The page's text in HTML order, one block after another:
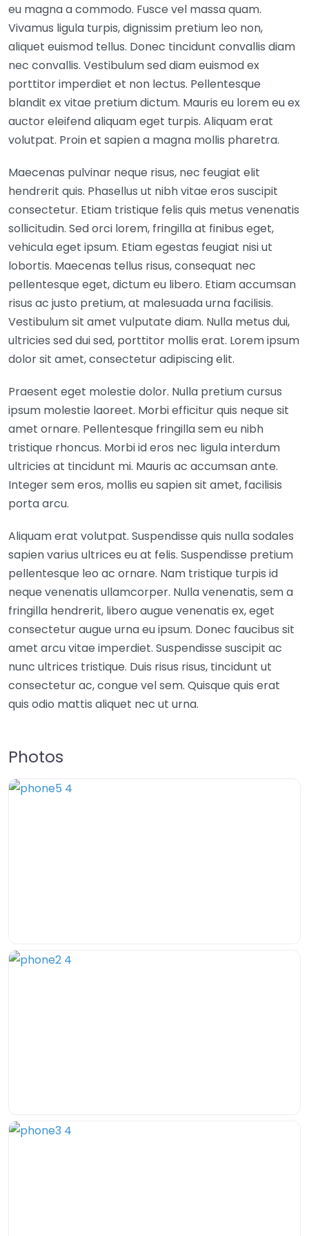
eu magna a commodo. Fusce vel massa quam.
Vivamus ligula turpis, dignissim pretium leo non,
aliquet euismod tellus. Donec tincidunt convallis diam
nec convallis. Vestibulum sed diam euismod ex
porttitor imperdiet et non lectus. Pellentesque
blandit ex vitae pretium dictum. Mauris eu lorem eu ex
auctor eleifend aliquam eget turpis. Aliquam erat
volutpat. Proin et sapien a magna mollis pharetra.
Maecenas pulvinar neque risus, nec feugiat elit
hendrerit quis. Phasellus ut nibh vitae eros suscipit
consectetur. Etiam tristique felis quis metus venenatis
sollicitudin. Sed orci lorem, fringilla at finibus eget,
vehicula eget ipsum. Etiam egestas feugiat nisi ut
lobortis. Maecenas tellus risus, consequat nec
pellentesque eget, dictum eu libero. Etiam accumsan
risus ac justo pretium, at malesuada urna facilisis.
Vestibulum sit amet vulputate diam. Nulla metus dui,
ultricies sed dui sed, porttitor mollis erat. Lorem ipsum
dolor sit amet, consectetur adipiscing elit.
Praesent eget molestie dolor. Nulla pretium cursus
ipsum molestie laoreet. Morbi efficitur quis neque sit
amet ornare. Pellentesque fringilla sem eu nibh
tristique rhoncus. Morbi id eros nec ligula interdum
ultricies at tincidunt mi. Mauris ac accumsan ante.
Integer sem eros, mollis eu sapien sit amet, facilisis
porta arcu.
Aliquam erat volutpat. Suspendisse quis nulla sodales
sapien varius ultrices eu at felis. Suspendisse pretium
pellentesque leo ac ornare. Nam tristique turpis id
neque venenatis ullamcorper. Nulla venenatis, sem a
fringilla hendrerit, libero augue venenatis ex, eget
consectetur augue urna eu ipsum. Donec faucibus sit
amet arcu vitae imperdiet. Suspendisse suscipit ac
nunc ultrices tristique. Duis risus risus, tincidunt ut
consectetur ac, congue vel sem. Quisque quis erat
quis odio mattis aliquet nec ut urna.
Photos